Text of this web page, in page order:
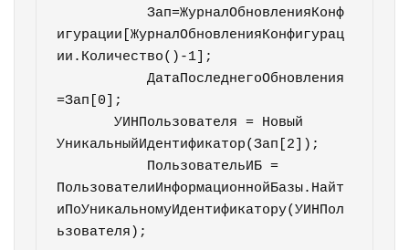
игурации[ЖурналОбновленияКонфигурац
ии.Количество()-1];
=Зап[0];
       УИНПользователя = Новый
УникальныйИдентификатор(Зап[2]);
ПользователиИнформационнойБазы.Найт
иПоУникальномуИдентификатору(УИНПол
ьзователя);